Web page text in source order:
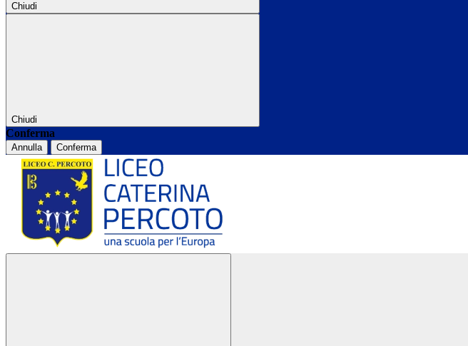
Chiudi
Chiudi
Conferma
Annulla Conferma